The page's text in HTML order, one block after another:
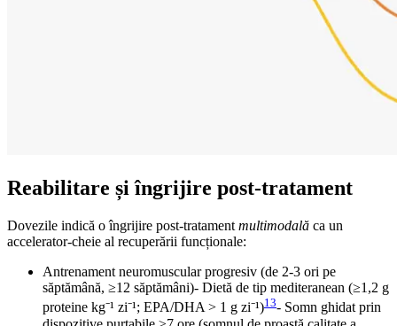
Reabilitare și îngrijire post-tratament
Dovezile indică o îngrijire post-tratament multimodală ca un
accelerator-cheie al recuperării funcționale:
Antrenament neuromuscular progresiv (de 2-3 ori pe
săptămână, ≥12 săptămâni)- Dietă de tip mediteranean (≥1,2 g
proteine kg⁻¹ zi⁻¹; EPA/DHA > 1 g zi⁻¹)13- Somn ghidat prin